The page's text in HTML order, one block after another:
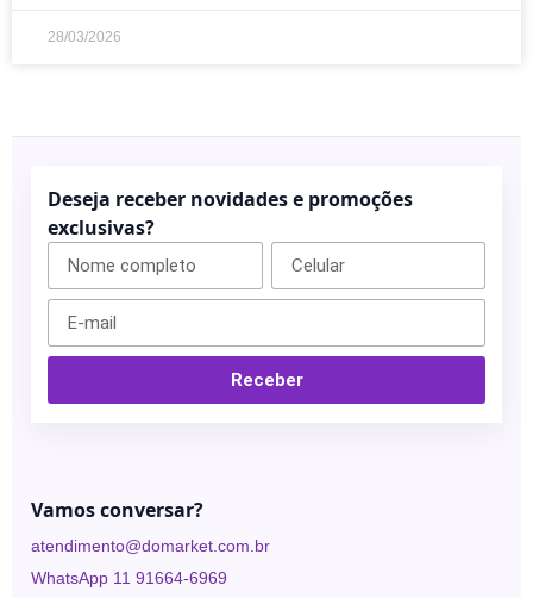
28/03/2026
Deseja receber novidades e promoções
exclusivas?
Receber
Vamos conversar?
atendimento@domarket.com.br
WhatsApp 11 91664-6969